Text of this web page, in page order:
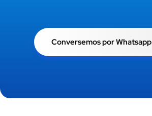
Conversemos por Whatsapp